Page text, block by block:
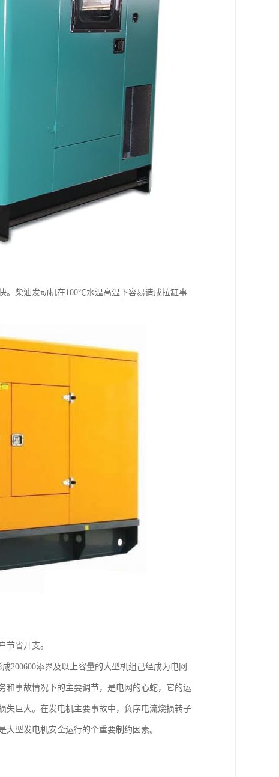
。柴油发动机在100℃水温高温下容易造成拉缸事
节省开支。
200600添界及以上容量的大型机组己经成为电网
和事故情况下的主要调节，是电网的心蛇，它的运
失巨大。在发电机主要事故中，负序电流烧损转子
型发电机安全运行的个重要制约因素。